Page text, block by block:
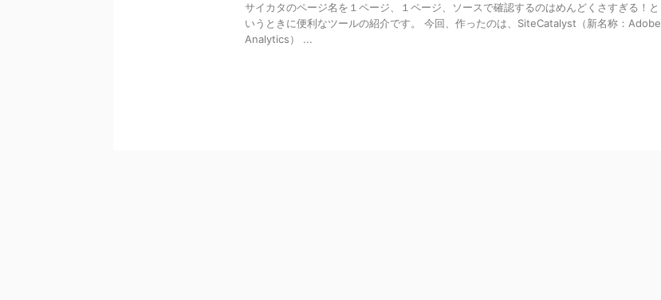
サイカタのページ名を１ページ、１ページ、ソースで確認するのはめんどくさすぎる！と
いうときに便利なツールの紹介です。 今回、作ったのは、SiteCatalyst（新名称：Adobe
Analytics） ...